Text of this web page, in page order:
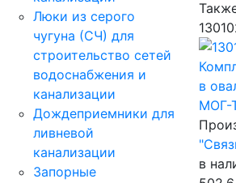
Люки из серого
чугуна (СЧ) для
строительство сетей
водоснабжения и
канализации
Дождеприемники для
ливневой
канализации
Запорные
в
МОГ-
в